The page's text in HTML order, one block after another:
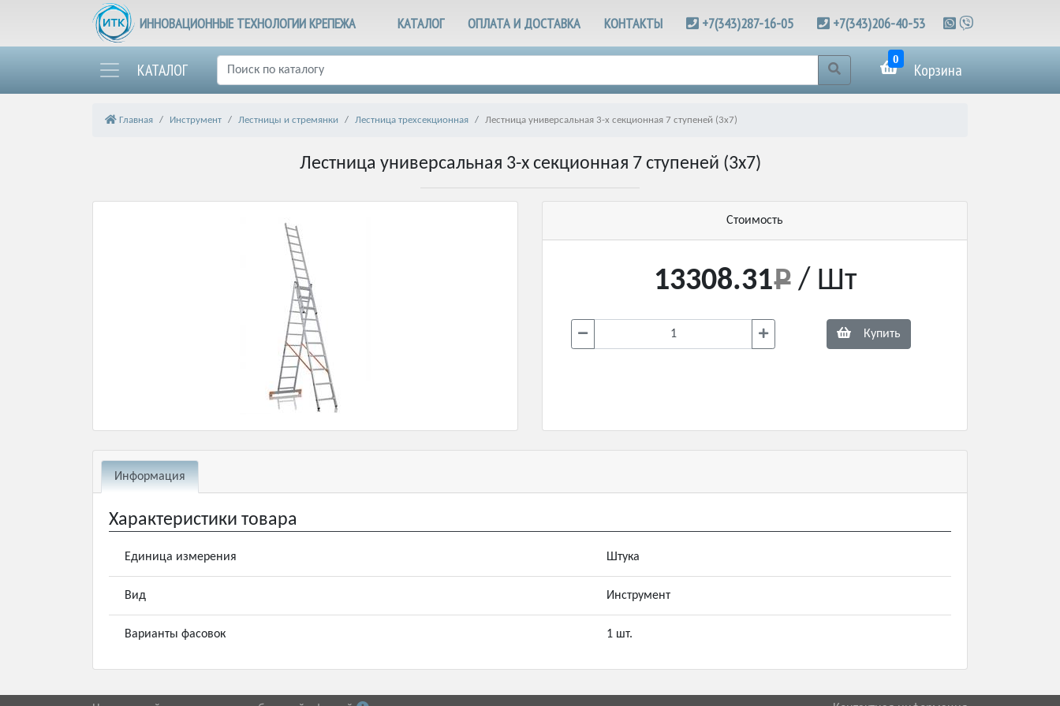
ИННОВАЦИОННЫЕ ТЕХНОЛОГИИ КРЕПЕЖА КАТАЛОГ ОПЛАТА И ДОСТАВКА КОНТАКТЫ +7(343)287-16-05 +7(343)206-40-53
КАТАЛОГ
0
Корзина
Главная Инструмент Лестницы и стремянки Лестница трехсекционная Лестница универсальная 3-х секционная 7 ступеней (3х7)
Лестница универсальная 3-х секционная 7 ступеней (3х7)
Стоимость
13308.31 / Шт
Купить
Информация
Характеристики товара
Единица измерения Штука
Вид Инструмент
Варианты фасовок 1 шт.